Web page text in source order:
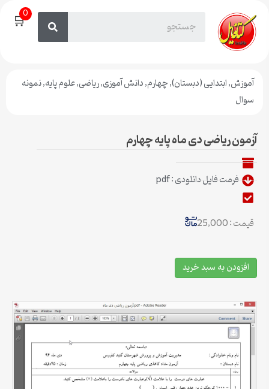
🛒0
آموزش,ابتدایی (دبستان),چهارم,دانش آموزی,ریاضی,علوم پایه,نمونه
سوال
آزمون ریاضی دی ماه پایه چهارم
فرمت فایل دانلودی : pdf
قیمت : 25,000
افزودن به سبد خرید